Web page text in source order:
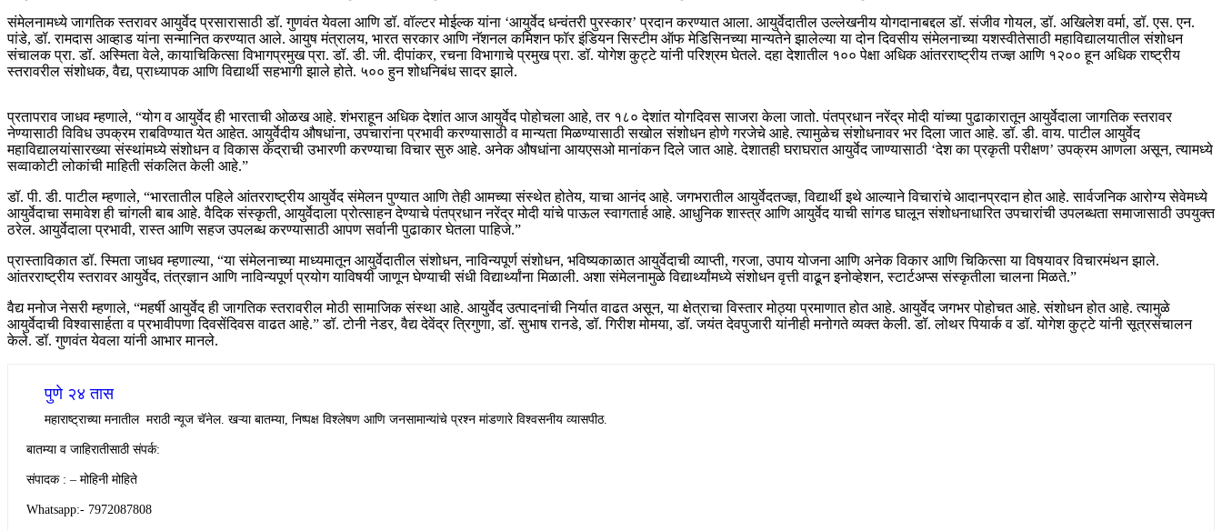
संमेलनामध्ये जागतिक स्तरावर आयुर्वेद प्रसारासाठी डॉ. गुणवंत येवला आणि डॉ. वॉल्टर मोईल्क यांना ‘आयुर्वेद धन्वंतरी पुरस्कार’ प्रदान करण्यात आला. आयुर्वेदातील उल्लेखनीय योगदानाबद्दल डॉ. संजीव गोयल, डॉ. अखिलेश वर्मा, डॉ. एस. एन.
पांडे, डॉ. रामदास आव्हाड यांना सन्मानित करण्यात आले. आयुष मंत्रालय, भारत सरकार आणि नॅशनल कमिशन फॉर इंडियन सिस्टीम ऑफ मेडिसिनच्या मान्यतेने झालेल्या या दोन दिवसीय संमेलनाच्या यशस्वीतेसाठी महाविद्यालयातील संशोधन
संचालक प्रा. डॉ. अस्मिता वेले, कायाचिकित्सा विभागप्रमुख प्रा. डॉ. डी. जी. दीपांकर, रचना विभागाचे प्रमुख प्रा. डॉ. योगेश कुट्टे यांनी परिश्रम घेतले. दहा देशातील १०० पेक्षा अधिक आंतरराष्ट्रीय तज्ज्ञ आणि १२०० हून अधिक राष्ट्रीय
स्तरावरील संशोधक, वैद्य, प्राध्यापक आणि विद्यार्थी सहभागी झाले होते. ५०० हुन शोधनिबंध सादर झाले.
प्रतापराव जाधव म्हणाले, “योग व आयुर्वेद ही भारताची ओळख आहे. शंभराहून अधिक देशांत आज आयुर्वेद पोहोचला आहे, तर १८० देशांत योगदिवस साजरा केला जातो. पंतप्रधान नरेंद्र मोदी यांच्या पुढाकारातून आयुर्वेदाला जागतिक स्तरावर
नेण्यासाठी विविध उपक्रम राबविण्यात येत आहेत. आयुर्वेदीय औषधांना, उपचारांना प्रभावी करण्यासाठी व मान्यता मिळण्यासाठी सखोल संशोधन होणे गरजेचे आहे. त्यामुळेच संशोधनावर भर दिला जात आहे. डॉ. डी. वाय. पाटील आयुर्वेद
महाविद्यालयांसारख्या संस्थांमध्ये संशोधन व विकास केंद्राची उभारणी करण्याचा विचार सुरु आहे. अनेक औषधांना आयएसओ मानांकन दिले जात आहे. देशातही घराघरात आयुर्वेद जाण्यासाठी ‘देश का प्रकृती परीक्षण’ उपक्रम आणला असून, त्यामध्ये
सव्वाकोटी लोकांची माहिती संकलित केली आहे.”
डॉ. पी. डी. पाटील म्हणाले, “भारतातील पहिले आंतरराष्ट्रीय आयुर्वेद संमेलन पुण्यात आणि तेही आमच्या संस्थेत होतेय, याचा आनंद आहे. जगभरातील आयुर्वेदतज्ज्ञ, विद्यार्थी इथे आल्याने विचारांचे आदानप्रदान होत आहे. सार्वजनिक आरोग्य सेवेमध्ये
आयुर्वेदाचा समावेश ही चांगली बाब आहे. वैदिक संस्कृती, आयुर्वेदाला प्रोत्साहन देण्याचे पंतप्रधान नरेंद्र मोदी यांचे पाऊल स्वागतार्ह आहे. आधुनिक शास्त्र आणि आयुर्वेद याची सांगड घालून संशोधनाधारित उपचारांची उपलब्धता समाजासाठी उपयुक्त
ठरेल. आयुर्वेदाला प्रभावी, रास्त आणि सहज उपलब्ध करण्यासाठी आपण सर्वानी पुढाकार घेतला पाहिजे.”
प्रास्ताविकात डॉ. स्मिता जाधव म्हणाल्या, “या संमेलनाच्या माध्यमातून आयुर्वेदातील संशोधन, नाविन्यपूर्ण संशोधन, भविष्यकाळात आयुर्वेदाची व्याप्ती, गरजा, उपाय योजना आणि अनेक विकार आणि चिकित्सा या विषयावर विचारमंथन झाले.
आंतरराष्ट्रीय स्तरावर आयुर्वेद, तंत्रज्ञान आणि नाविन्यपूर्ण प्रयोग याविषयी जाणून घेण्याची संधी विद्यार्थ्यांना मिळाली. अशा संमेलनामुळे विद्यार्थ्यांमध्ये संशोधन वृत्ती वाढून इनोव्हेशन, स्टार्टअप्स संस्कृतीला चालना मिळते.”
वैद्य मनोज नेसरी म्हणाले, “महर्षी आयुर्वेद ही जागतिक स्तरावरील मोठी सामाजिक संस्था आहे. आयुर्वेद उत्पादनांची निर्यात वाढत असून, या क्षेत्राचा विस्तार मोठ्या प्रमाणात होत आहे. आयुर्वेद जगभर पोहोचत आहे. संशोधन होत आहे. त्यामुळे
आयुर्वेदाची विश्वासार्हता व प्रभावीपणा दिवसेंदिवस वाढत आहे.” डॉ. टोनी नेडर, वैद्य देवेंद्र त्रिगुणा, डॉ. सुभाष रानडे, डॉ. गिरीश मोमया, डॉ. जयंत देवपुजारी यांनीही मनोगते व्यक्त केली. डॉ. लोथर पियार्क व डॉ. योगेश कुट्टे यांनी सूत्रसंचालन
केले. डॉ. गुणवंत येवला यांनी आभार मानले.
पुणे २४ तास
महाराष्ट्राच्या मनातील मराठी न्यूज चॅनेल. खऱ्या बातम्या, निष्पक्ष विश्लेषण आणि जनसामान्यांचे प्रश्न मांडणारे विश्वसनीय व्यासपीठ.
बातम्या व जाहिरातीसाठी संपर्क:
संपादक : – मोहिनी मोहिते
Whatsapp:- 7972087808